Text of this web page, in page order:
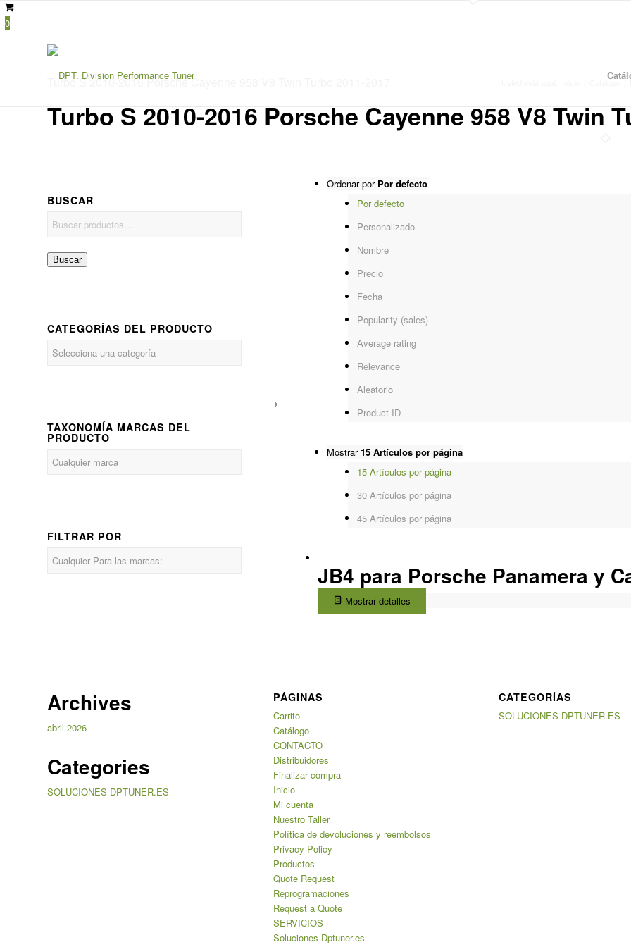
0
Turbo S 2010-2016 Porsche Cayenne 958 V8 Twin Turbo 2011-2017 Catálogo /
Turbo S 2010-2016 Porsche Cayenne 958 V8 Twin
Ordenar por Por defecto
Por defecto
Personalizado
Nombre
Precio
Fecha
Popularity (sales)
Average rating
Relevance
Aleatorio
Product ID
Mostrar15 Artículos por página
15 Artículos por página
30 Artículos por página
45 Artículos por página
JB4 para Porsche Panamera y
Mostrar detalles
BUSCAR
Buscar
CATEGORÍAS DEL PRODUCTO
TAXONOMÍA MARCAS DEL
PRODUCTO
FILTRAR POR
Archives
abril 2026
Categories
SOLUCIONES DPTUNER.ES
PÁGINAS
Carrito
Catálogo
CONTACTO
Distribuidores
Finalizar compra
Inicio
Mi cuenta
Nuestro Taller
Política de devoluciones y reembolsos
Privacy Policy
Productos
Quote Request
Reprogramaciones
Request a Quote
SERVICIOS
Soluciones Dptuner.es
CATEGORÍAS
SOLUCIONES DPTUNER.ES